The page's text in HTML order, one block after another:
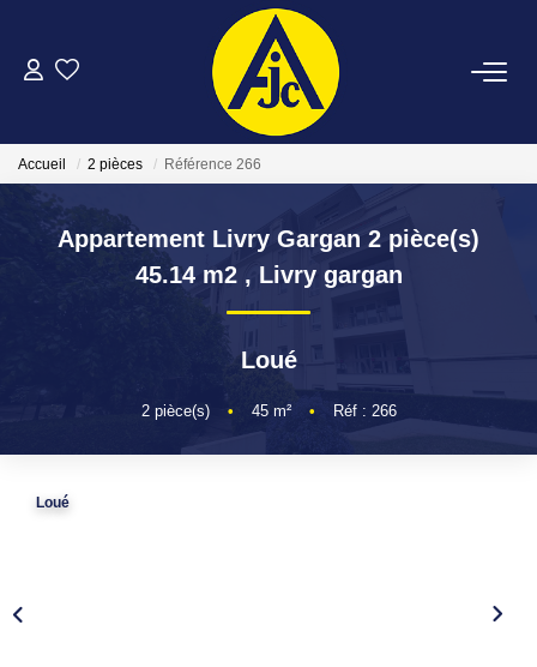
ACHETER
ESTIMER
NOTRE AGENCE
Accueil 2 pièces Référence 266
Appartement Livry Gargan 2 pièce(s)
45.14 m2 , Livry gargan
Loué
2pièce(s) • 45m² • Réf : 266
Loué